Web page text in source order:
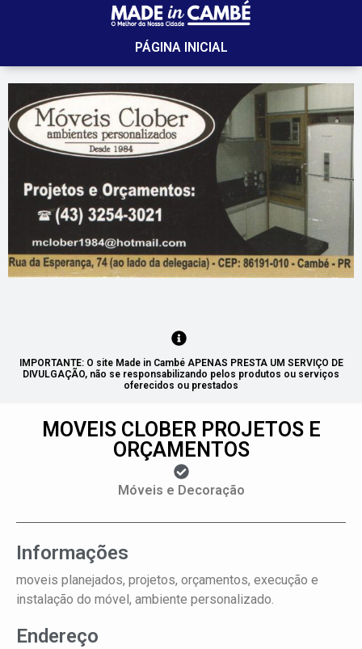
PÁGINA INICIAL
IMPORTANTE: O site Made in Cambé APENAS PRESTA UM SERVIÇO DE
DIVULGAÇÃO, não se responsabilizando pelos produtos ou serviços
oferecidos ou prestados
MOVEIS CLOBER PROJETOS E
ORÇAMENTOS
Móveis e Decoração
Informações
moveis planejados, projetos, orçamentos, execução e
instalação do móvel, ambiente personalizado.
Endereço